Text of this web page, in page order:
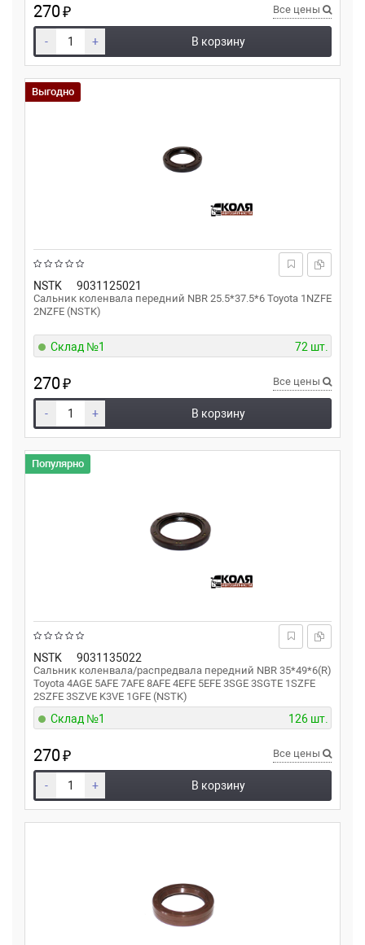
270₽ Все цены
- + В корзину
NSTK 9031125021
Сальник коленвала передний NBR 25.5*37.5*6 Toyota 1NZFE
2NZFE (NSTK)
Выгодно
Склад №1 72 шт.
270₽ Все цены
- + В корзину
NSTK 9031135022
Сальник коленвала/распредвала передний NBR 35*49*6(R)
Toyota 4AGE 5AFE 7AFE 8AFE 4EFE 5EFE 3SGE 3SGTE 1SZFE
2SZFE 3SZVE K3VE 1GFE (NSTK)
Популярно
Склад №1 126 шт.
270₽ Все цены
- + В корзину